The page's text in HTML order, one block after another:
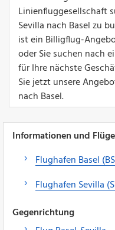
Linienfluggesellschaft
Sevilla nach Basel zu
ist ein Billigflug-
oder Sie suchen nach
für Ihre nächste
Sie jetzt unsere
nach Basel.
Informationen und
Flughafen Basel
Flughafen Sevilla
Gegenrichtung